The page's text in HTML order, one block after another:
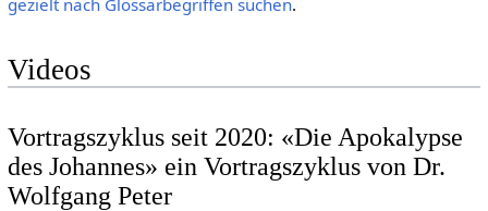
gezielt nach Glossarbegriffen suchen.
Videos
Vortragszyklus seit 2020: «Die Apokalypse
des Johannes» ein Vortragszyklus von Dr.
Wolfgang Peter